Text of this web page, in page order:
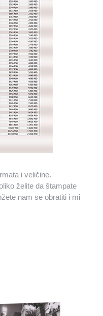
i veličine.
želite da štampate
nam se obratiti i mi